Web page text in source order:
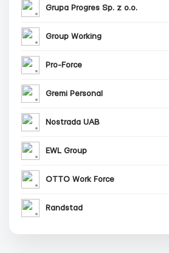
Grupa Progres Sp. z o.o.
Group Working
Pro-Force
Gremi Personal
Nostrada UAB
EWL Group
OTTO Work Force
Randstad